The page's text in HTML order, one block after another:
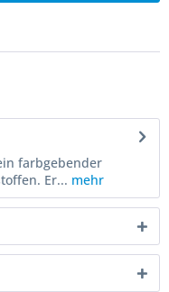
farbgebender
Er... mehr